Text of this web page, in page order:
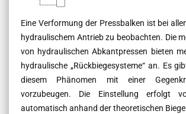
Eine Verformung der Pressbalken ist bei
hydraulischem Antrieb zu beobachten. Die
von hydraulischen Abkantpressen bieten
hydraulische „Rückbiegesysteme“ an. Es
diesem Phänomen mit einer
vorzubeugen. Die Einstellung erfolgt
automatisch anhand der theoretischen